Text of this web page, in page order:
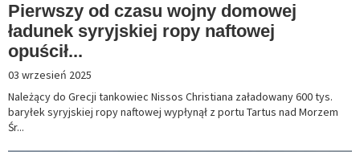
Pierwszy od czasu wojny domowej
ładunek syryjskiej ropy naftowej
opuścił...
03 wrzesień 2025
Należący do Grecji tankowiec Nissos Christiana załadowany 600 tys.
baryłek syryjskiej ropy naftowej wypłynął z portu Tartus nad Morzem
Śr...